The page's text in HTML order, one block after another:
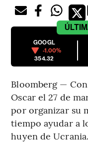
GOOGL
-1.00%
354.32
Bloomberg —
Oscar el 27 de
por organizar su
tiempo ayudar a
huyen de Ucrania.